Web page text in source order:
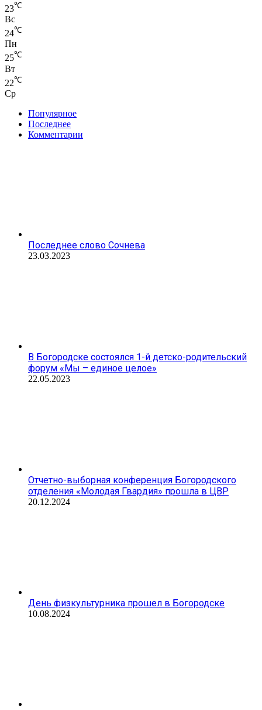
23℃
Вс
24℃
Пн
25℃
Вт
22℃
Ср
Популярное
Последнее
Комментарии
Последнее слово Сочнева
23.03.2023
В Богородске состоялся 1-й детско-родительский
форум «Мы – единое целое»
22.05.2023
Отчетно-выборная конференция Богородского
отделения «Молодая Гвардия» прошла в ЦВР
20.12.2024
День физкультурника прошел в Богородске
10.08.2024